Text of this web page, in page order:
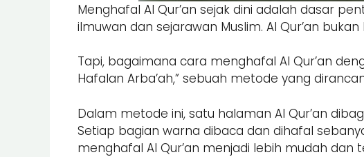
Menghafal Al Qur’an sejak dini adalah dasar
ilmuwan dan sejarawan Muslim. Al Qur’an
Tapi, bagaimana cara menghafal Al Qur’an
Hafalan Arba’ah,” sebuah metode yang
Dalam metode ini, satu halaman Al Qur’an
Setiap bagian warna dibaca dan dihafal
menghafal Al Qur’an menjadi lebih mudah dan